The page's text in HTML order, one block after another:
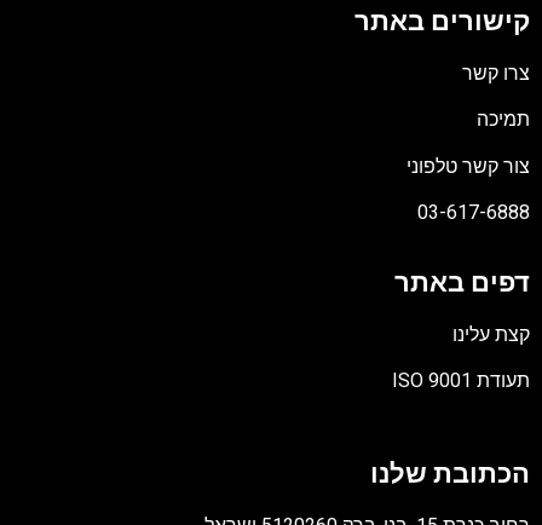
קישורים באתר
צרו קשר
תמיכה
צור קשר טלפוני
03-617-6888
דפים באתר
קצת עלינו
תעודת ISO 9001
PDF
הכתובת שלנו